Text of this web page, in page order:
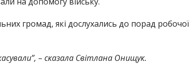
громад, які дослухались до порад робочої
– сказала Світлана Онищук.